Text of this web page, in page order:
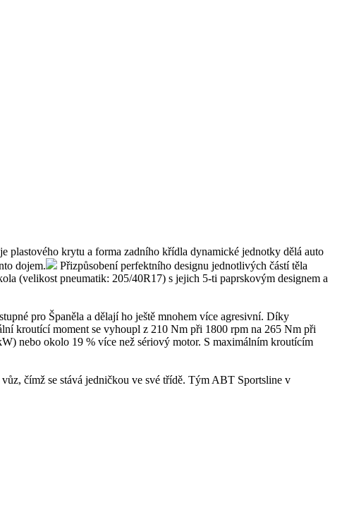
plastového krytu a forma zadního křídla dynamické jednotky dělá auto
dojem.
Přizpůsobení perfektního designu jednotlivých částí těla
(velikost pneumatik: 205/40R17) s jejich 5-ti paprskovým designem a
pro Španěla a dělají ho ještě mnohem více agresivní. Díky
kroutící moment se vyhoupl z 210 Nm při 1800 rpm na 265 Nm při
nebo okolo 19 % více než sériový motor. S maximálním kroutícím
čímž se stává jedničkou ve své třídě. Tým ABT Sportsline v